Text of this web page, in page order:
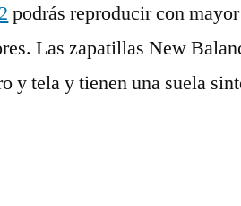
podrás reproducir con
Las zapatillas New
y tela y tienen una suela